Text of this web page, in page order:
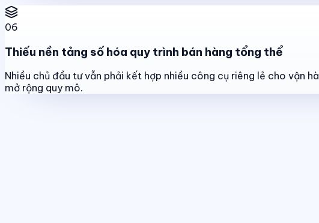
06
Thiếu nền tảng số hóa quy trình bán hàng tổng thể
Nhiều chủ đầu tư vẫn phải kết hợp nhiều công cụ riêng lẻ cho vận
mở rộng quy mô.